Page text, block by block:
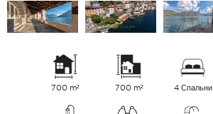
700 m² 700 m² 4 Спальни